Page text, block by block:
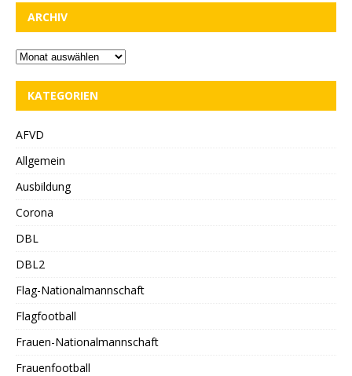
ARCHIV
KATEGORIEN
AFVD
Allgemein
Ausbildung
Corona
DBL
DBL2
Flag-Nationalmannschaft
Flagfootball
Frauen-Nationalmannschaft
Frauenfootball